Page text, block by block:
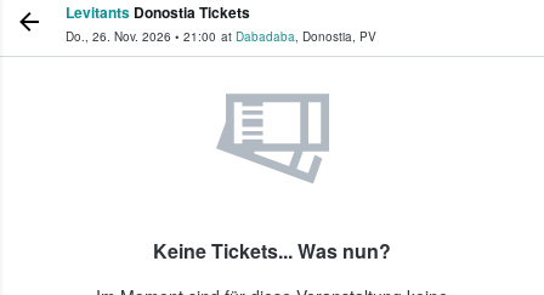
Levitants Donostia Tickets
Do., 26. Nov. 2026 • 21:00 at Dabadaba, Donostia, PV
Keine Tickets... Was nun?